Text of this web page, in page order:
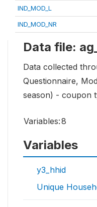
IND_MOD_L
IND_MOD_NR
Data file:
Data collected
Questionnaire,
season) - coupon
Variables:8
Variables
y3_hhid
Unique